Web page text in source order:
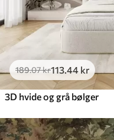
189.07kr113 .44 kr
3D hvide og grå bølger